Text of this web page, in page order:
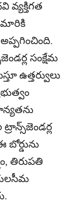
వ్యక్తిగత
అప్పగించింది.
సంక్షేమ
ఉత్తర్వులు
బోర్డును
తిరుపతి